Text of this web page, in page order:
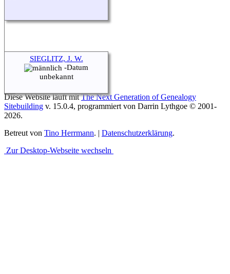
SIEGLITZ, J. W.
-Datum
unbekannt
Diese Website läuft mitThe Next Generation of Genealogy
Sitebuilding v. 15.0.4, programmiert von Darrin Lythgoe © 2001-
2026.
Betreut von Tino Herrmann. | Datenschutzerklärung.
Zur Desktop-Webseite wechseln